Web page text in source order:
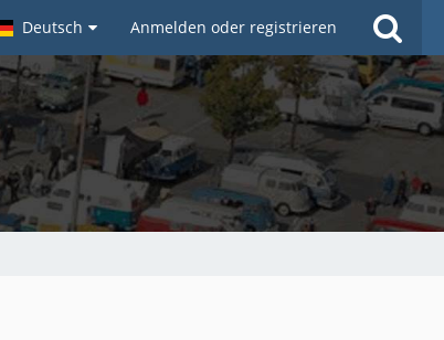
Deutsch Anmelden oder registrieren